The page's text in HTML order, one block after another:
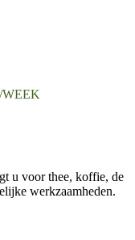
u voor thee, koffie, de
werkzaamheden.